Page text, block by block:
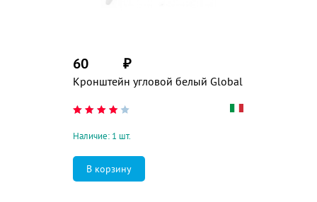
Кронштейн угловой белый Global
60 ₽
Наличие: 1 шт.